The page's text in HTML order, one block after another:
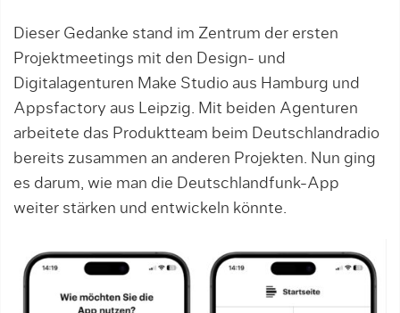
Dieser Gedanke stand im Zentrum der ersten
Projektmeetings mit den Design- und
Digitalagenturen Make Studio aus Hamburg und
Appsfactory aus Leipzig. Mit beiden Agenturen
arbeitete das Produktteam beim Deutschlandradio
bereits zusammen an anderen Projekten. Nun ging
es darum, wie man die Deutschlandfunk-App
weiter stärken und entwickeln könnte.